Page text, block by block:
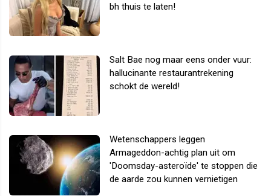
bh thuis te laten!
Salt Bae nog maar eens onder vuur:
hallucinante restaurantrekening
schokt de wereld!
Wetenschappers leggen
Armageddon-achtig plan uit om
'Doomsday-asteroïde' te stoppen die
de aarde zou kunnen vernietigen